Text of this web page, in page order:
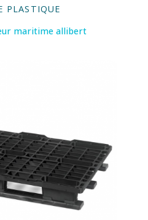
PLASTIQUE
maritime allibert